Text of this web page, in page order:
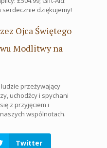
serdecznie dziękujemy!
Ojca Świętego
Modlitwy na
przeżywający
uchodźcy i spychani
z przyjęciem i
wspólnotach.
Twitter